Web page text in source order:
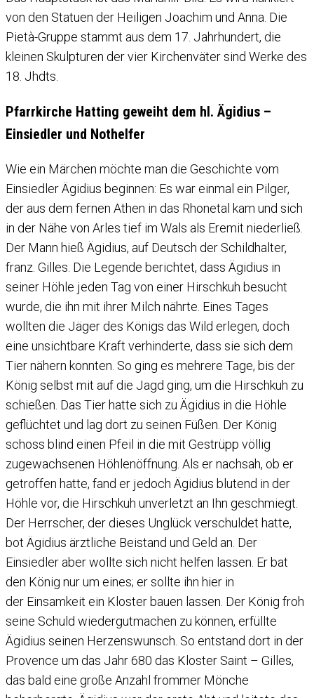
von den Statuen der Heiligen Joachim und Anna. Die
Pietà-Gruppe stammt aus dem 17. Jahrhundert, die
kleinen Skulpturen der vier Kirchenväter sind Werke des
18. Jhdts.
Pfarrkirche Hatting geweiht dem hl. Ägidius –
Einsiedler und Nothelfer
Wie ein Märchen möchte man die Geschichte vom
Einsiedler Ägidius beginnen: Es war einmal ein Pilger,
der aus dem fernen Athen in das Rhonetal kam und sich
in der Nähe von Arles tief im Wals als Eremit niederließ.
Der Mann hieß Ägidius, auf Deutsch der Schildhalter,
franz. Gilles. Die Legende berichtet, dass Ägidius in
seiner Höhle jeden Tag von einer Hirschkuh besucht
wurde, die ihn mit ihrer Milch nährte. Eines Tages
wollten die Jäger des Königs das Wild erlegen, doch
eine unsichtbare Kraft verhinderte, dass sie sich dem
Tier nähern konnten. So ging es mehrere Tage, bis der
König selbst mit auf die Jagd ging, um die Hirschkuh zu
schießen. Das Tier hatte sich zu Ägidius in die Höhle
geflüchtet und lag dort zu seinen Füßen. Der König
schoss blind einen Pfeil in die mit Gestrüpp völlig
zugewachsenen Höhlenöffnung. Als er nachsah, ob er
getroffen hatte, fand er jedoch Ägidius blutend in der
Höhle vor, die Hirschkuh unverletzt an Ihn geschmiegt.
Der Herrscher, der dieses Unglück verschuldet hatte,
bot Ägidius ärztliche Beistand und Geld an. Der
Einsiedler aber wollte sich nicht helfen lassen. Er bat
den König nur um eines; er sollte ihn hier in
der Einsamkeit ein Kloster bauen lassen. Der König froh
seine Schuld wiedergutmachen zu können, erfüllte
Ägidius seinen Herzenswunsch. So entstand dort in der
Provence um das Jahr 680 das Kloster Saint – Gilles,
das bald eine große Anzahl frommer Mönche